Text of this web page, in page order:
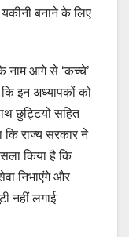
बनाने के लिए
नाम आगे से ‘कच्चे’
इन अध्यापकों को
छुट्टियों सहित
कि राज्य सरकार ने
किया है कि
निभाएंगे और
नहीं लगाई